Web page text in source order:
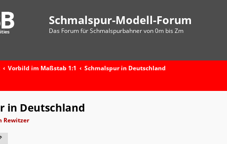
Schmalspur-Modell-Forum
Das Forum für Schmalspurbahner von 0m bis Zm
Vorbild im Maßstab 1:1
Schmalspur in Deutschland
in Deutschland
Rewitzer